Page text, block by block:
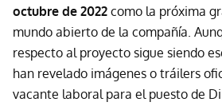
octubre de 2022 como la próxima
mundo abierto de la compañía.
respecto al proyecto sigue siendo
han revelado imágenes o tráilers
vacante laboral para el puesto de